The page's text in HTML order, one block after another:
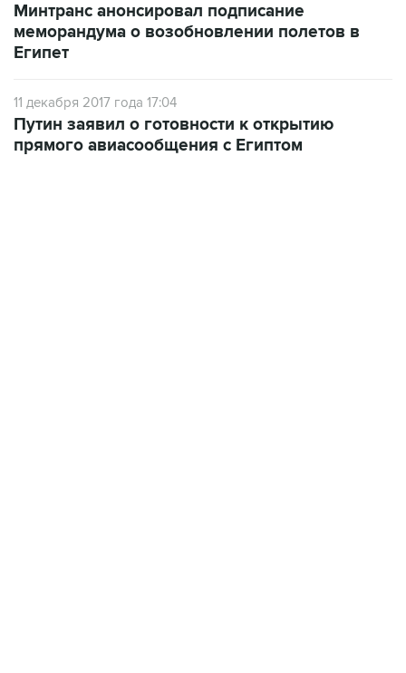
Минтранс анонсировал подписание
меморандума о возобновлении полетов в
Египет
11 декабря 2017 года 17:04
Путин заявил о готовности к открытию
прямого авиасообщения с Египтом